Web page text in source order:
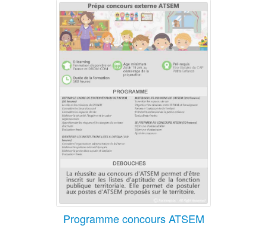
Programme concours ATSEM